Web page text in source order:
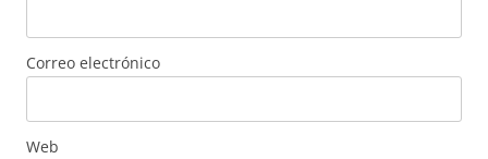
Correo electrónico
Web